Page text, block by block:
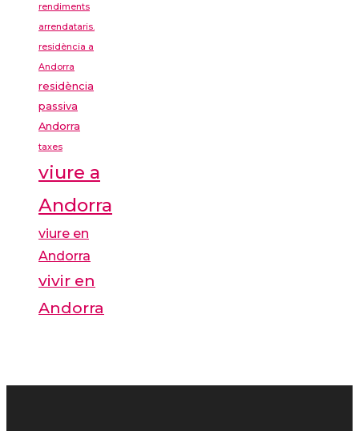
rendiments
arrendataris.
residència a
Andorra
residència
passiva
Andorra
taxes
viure a
Andorra
viure en
Andorra
vivir en
Andorra